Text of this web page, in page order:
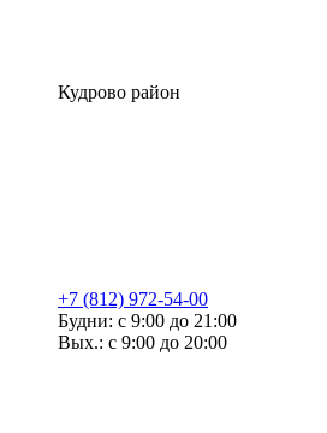
Кудрово район
+7 (812) 972-54-00
Будни: с 9:00 до 21:00
Вых.: с 9:00 до 20:00